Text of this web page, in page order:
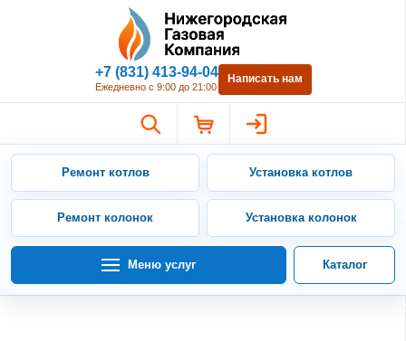
Нижегородская Газовая
+7 (831) 413-94-04
Ежедневно с 9:00 до 21:00
Написать нам
Ремонт котлов Установка котлов
Ремонт колонок Установка колонок
Меню услуг Каталог